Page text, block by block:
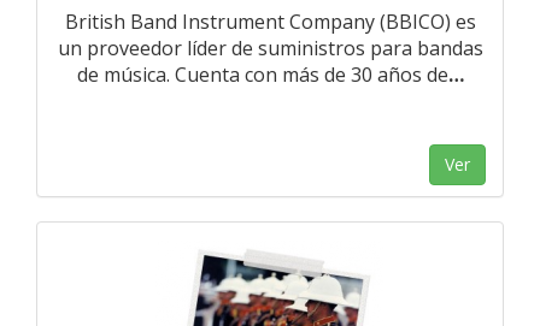
British Band Instrument Company (BBICO) es
un proveedor líder de suministros para bandas
de música. Cuenta con más de 30 años de…
Ver